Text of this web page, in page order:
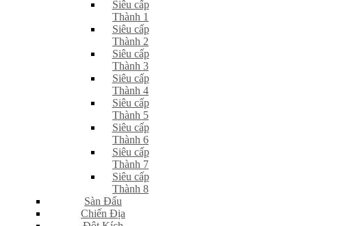
Siêu cấp
Thành 1
Siêu cấp
Thành 2
Siêu cấp
Thành 3
Siêu cấp
Thành 4
Siêu cấp
Thành 5
Siêu cấp
Thành 6
Siêu cấp
Thành 7
Siêu cấp
Thành 8
Sàn Đấu
Chiến Địa